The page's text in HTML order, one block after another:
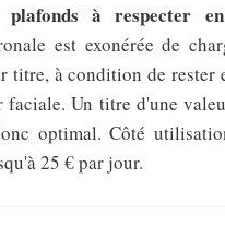
plafonds à respecter
est exonérée de
titre, à condition de rester
faciale. Un titre d'une
optimal. Côté
25 € par jour.